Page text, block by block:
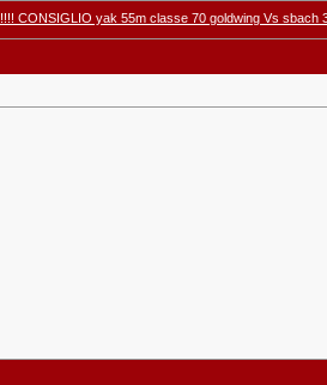
CONSIGLIO yak 55m classe 70 goldwing Vs sbach